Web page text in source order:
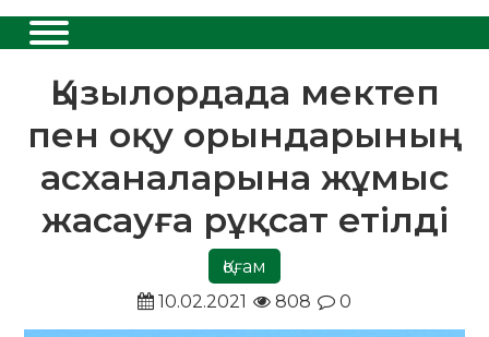
Қызылордада мектеп
пен оқу орындарының
асханаларына жұмыс
жасауға рұқсат етілді
Қоғам
10.02.2021
808 0